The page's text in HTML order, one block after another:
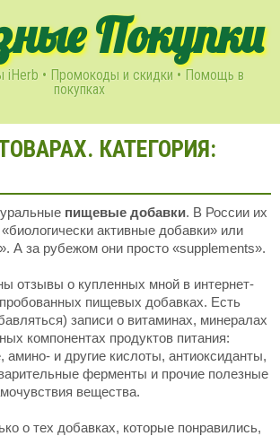
Покупки
iHerb • Промокоды и скидки • Помощь в
покупках
КАТЕГОРИЯ:
пищевые добавки. В России их
активные добавки» или
А за рубежом они просто «supplements».
отзывы о купленных мной в интернет-
пищевых добавках. Есть
записи о витаминах, минералах
компонентах продуктов питания:
и другие кислоты, антиоксиданты,
ферменты и прочие полезные
вещества.
о тех добавках, которые понравились,